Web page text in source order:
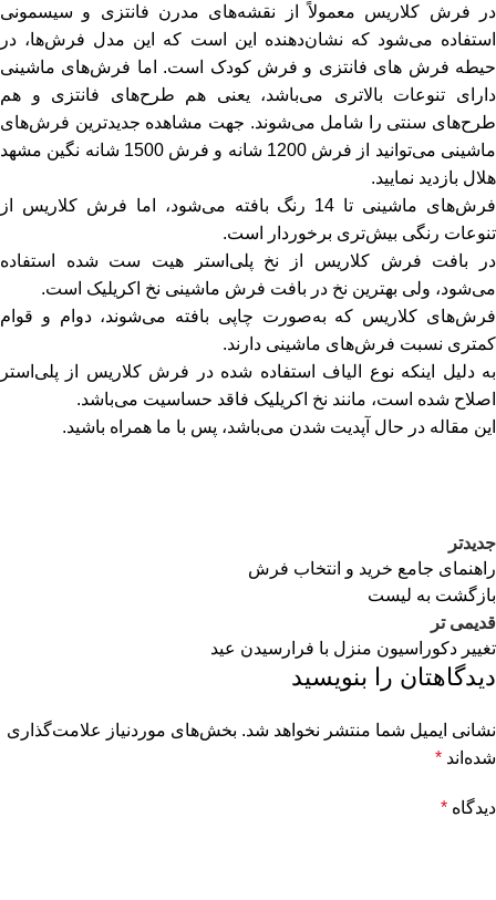
در فرش کلاریس معمولاً از نقشه‌های مدرن فانتزی و سیسمونی
استفاده می‌شود که نشان‌دهنده این است که این مدل فرش‌ها، در
حیطه فرش های فانتزی و فرش کودک است. اما فرش‌های ماشینی
دارای تنوعات بالاتری می‌باشد، یعنی هم طرح‌های فانتزی و هم
طرح‌های سنتی را شامل می‌شوند. جهت مشاهده جدیدترین فرش‌های
ماشینی می‌توانید از فرش 1200 شانه و فرش 1500 شانه
نگین مشهد
هلال بازدید نمایید.
فرش‌های ماشینی تا 14 رنگ بافته می‌شود، اما فرش کلاریس از
تنوعات رنگی بیش‌تری برخوردار است.
در بافت فرش کلاریس از نخ پلی‌استر هیت ست شده استفاده
می‌شود، ولی بهترین نخ در بافت فرش ماشینی نخ اکریلیک است.
فرش‌های کلاریس که به‌صورت چاپی بافته می‌شوند، دوام و قوام
کمتری نسبت فرش‌های ماشینی دارند.
به دلیل اینکه نوع الیاف استفاده شده در فرش کلاریس از پلی‌استر
اصلاح شده است، مانند نخ اکریلیک فاقد حساسیت می‌باشد.
این مقاله در حال آپدیت شدن می‌باشد، پس با ما همراه باشید.
جدیدتر
راهنمای جامع خرید و انتخاب فرش
بازگشت به لیست
قدیمی تر
تغییر دکوراسیون منزل با فرارسیدن عید
دیدگاهتان را بنویسید
نشانی ایمیل شما منتشر نخواهد شد. بخش‌های موردنیاز علامت‌گذاری
شده‌اند *
دیدگاه *